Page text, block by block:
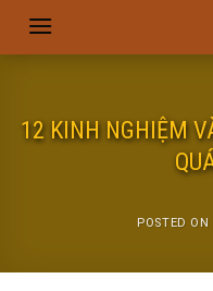
12 KINH NGHIỆM
POSTED ON